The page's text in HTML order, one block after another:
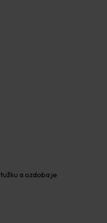
a ozdoba je